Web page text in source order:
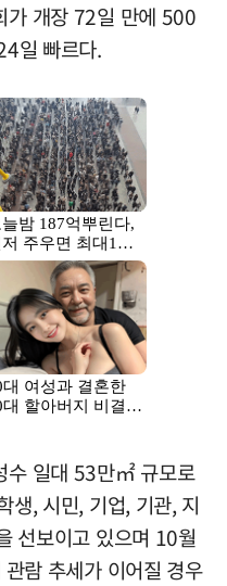
가 개장 72일 만에 500
일 빠르다.
수 일대 53만㎡ 규모로
생, 시민, 기업, 기관, 지
선보이고 있으며 10월
람 추세가 이어질 경우